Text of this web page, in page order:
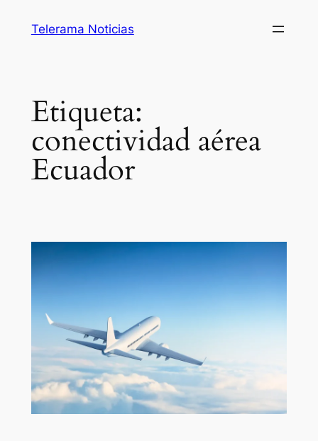
Telerama Noticias
Etiqueta:
conectividad aérea
Ecuador